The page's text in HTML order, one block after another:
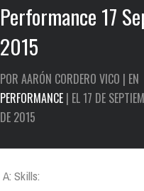
Performance 17
2015
POR AARÓN CORDERO VICO | EN
PERFORMANCE | EL 17 DE
DE 2015
A: Skills: